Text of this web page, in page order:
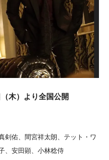
木）より全国公開
剣佑、間宮祥太朗、テット・ワ
、安田顕、小林稔侍